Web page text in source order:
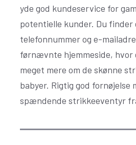
yde god kundeservice for
potentielle kunder. Du finder
telefonnummer og e-
førnævnte hjemmeside, hvor
meget mere om de skønne
babyer. Rigtig god fornøjelse
spændende strikkeeventyr